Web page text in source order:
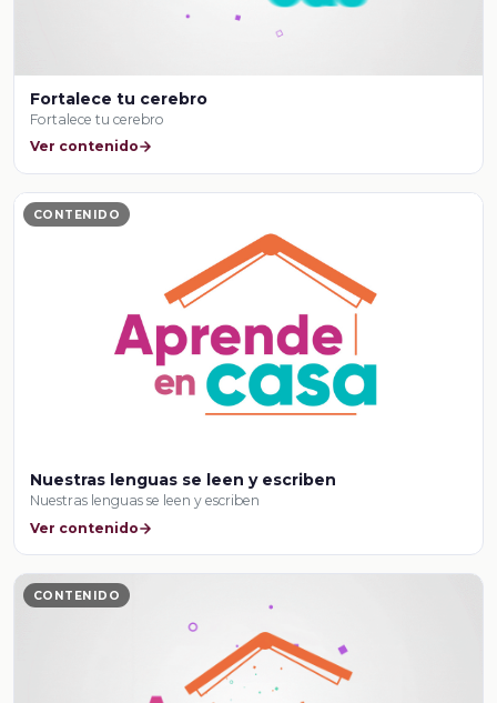
Fortalece tu cerebro
Fortalece tu cerebro
Ver contenido
CONTENIDO
Nuestras lenguas se leen y escriben
Nuestras lenguas se leen y escriben
Ver contenido
CONTENIDO